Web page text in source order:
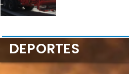
DEPORTES